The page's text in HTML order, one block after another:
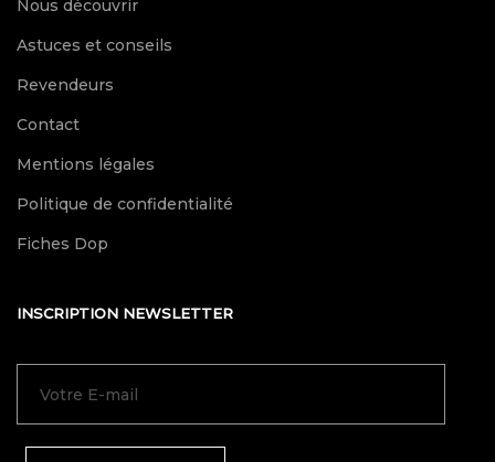
Nous découvrir
Astuces et conseils
Revendeurs
Contact
Mentions légales
Politique de confidentialité
Fiches Dop
INSCRIPTION NEWSLETTER